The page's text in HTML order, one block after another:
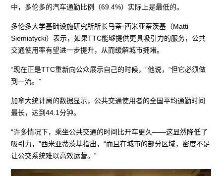
中，多伦多的汽车通勤比例（69.4%）实际上是最低的。
多伦多大学基础设施研究所所长马蒂·西米亚蒂茨基（Matti
Siemiatycki）表示，如果TTC能够提供更具吸引力的服务，公共
交通使用率有望进一步提升，从而缓解城市拥堵。
“现在正是TTC重新向公众展示自己的时候，”他说，“但它必须做
到一流。”
加拿大统计局的数据显示，公共交通使用者的全国平均通勤时间
最长，达到44.1分钟。
“许多情况下，乘坐公共交通的时间比开车更久——这显然降低了
吸引力，”西米亚蒂茨基指出，“而且在城市的部分区域，密度不足
让公交系统难以高效运营。”